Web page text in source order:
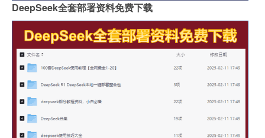
DeepSeek全套部署资料免费下载